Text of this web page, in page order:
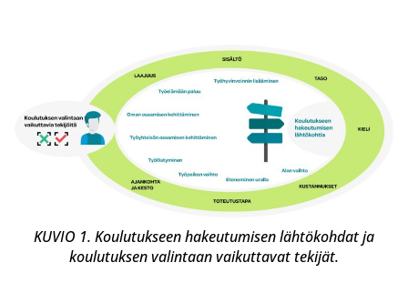
KUVIO 1. Koulutukseen hakeutumisen lähtökohdat ja
koulutuksen valintaan vaikuttavat tekijät.